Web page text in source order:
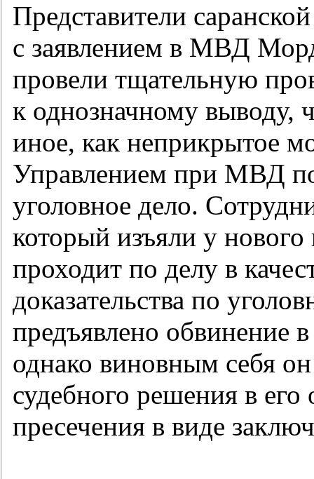
Представители
с заявлением в МВД
провели тщательную
к однозначному выводу,
иное, как неприкрытое
Управлением при МВД
уголовное дело.
который изъяли у
проходит по делу в
доказательства по
предъявлено обвинение
однако виновным себя
судебного решения в
пресечения в виде